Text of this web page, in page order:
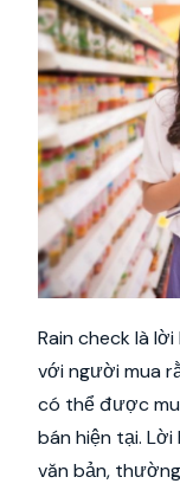
Rain check là
với người mua
có thể được
bán hiện tại.
văn bản,